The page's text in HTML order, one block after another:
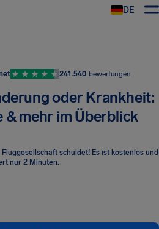
DE
241.540 bewertungen
oder Krankheit:
& mehr im Überblick
schuldet! Es ist kostenlos und
nur 2 Minuten.